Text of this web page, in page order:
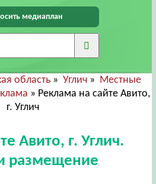
медиаплан
область» Углич» Местные
» Реклама на сайте Авито,
г. Углич
Авито, г. Углич.
размещение